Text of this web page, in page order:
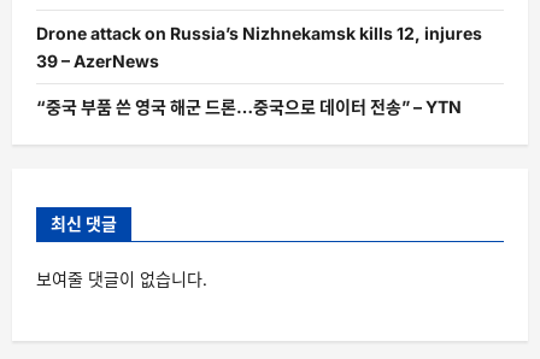
Drone attack on Russia’s Nizhnekamsk kills 12, injures
39 – AzerNews
“중국 부품 쓴 영국 해군 드론…중국으로 데이터 전송” – YTN
최신 댓글
보여줄 댓글이 없습니다.